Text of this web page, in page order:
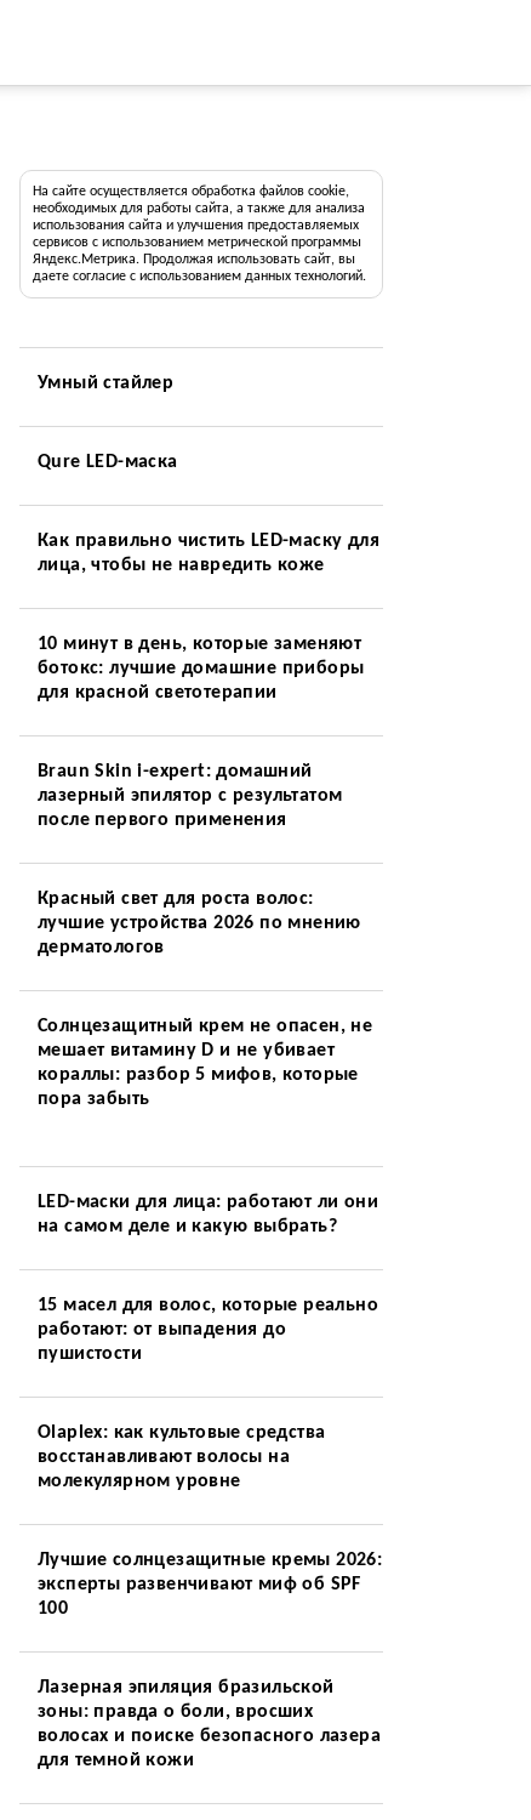
На сайте осуществляется обработка файлов cookie,
необходимых для работы сайта, а также для анализа
использования сайта и улучшения предоставляемых
сервисов с использованием метрической программы
Яндекс.Метрика. Продолжая использовать сайт, вы
даете согласие с использованием данных технологий.
Умный стайлер
Qure LED-маска
Как правильно чистить LED-маску для
лица, чтобы не навредить коже
10 минут в день, которые заменяют
ботокс: лучшие домашние приборы
для красной светотерапии
Braun Skin i-expert: домашний
лазерный эпилятор с результатом
после первого применения
Красный свет для роста волос:
лучшие устройства 2026 по мнению
дерматологов
Солнцезащитный крем не опасен, не
мешает витамину D и не убивает
кораллы: разбор 5 мифов, которые
пора забыть
LED-маски для лица: работают ли они
на самом деле и какую выбрать?
15 масел для волос, которые реально
работают: от выпадения до
пушистости
Olaplex: как культовые средства
восстанавливают волосы на
молекулярном уровне
Лучшие солнцезащитные кремы 2026:
эксперты развенчивают миф об SPF
100
Лазерная эпиляция бразильской
зоны: правда о боли, вросших
волосах и поиске безопасного лазера
для темной кожи